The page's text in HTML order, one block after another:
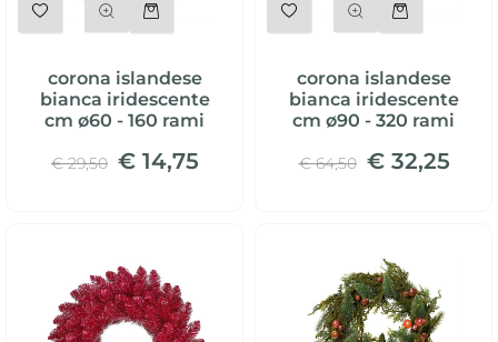
corona islandese
bianca iridescente
cm ø60 - 160 rami
€ 29,50 € 14,75
corona islandese
bianca iridescente
cm ø90 - 320 rami
€ 64,50 € 32,25